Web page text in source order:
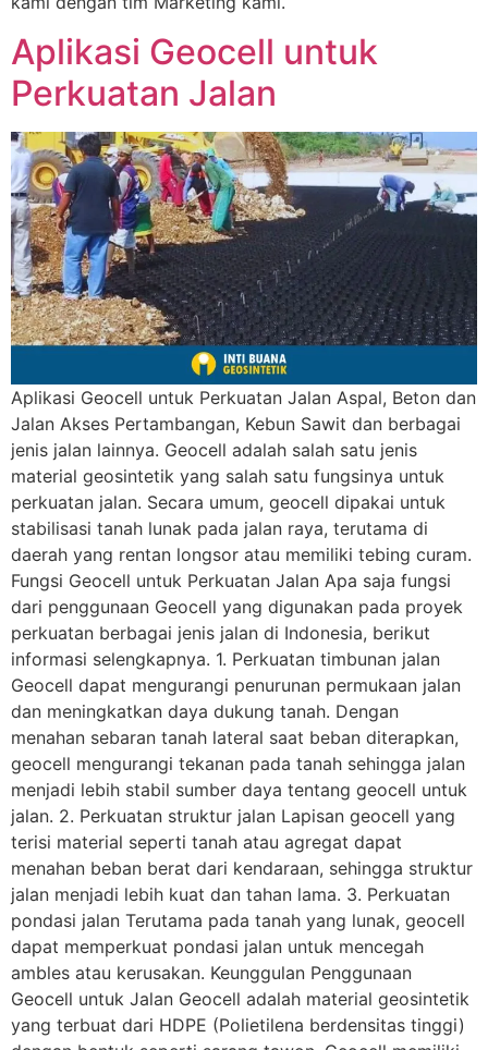
Aplikasi Geocell untuk
Perkuatan Jalan
Aplikasi Geocell untuk Perkuatan Jalan Aspal, Beton dan
Jalan Akses Pertambangan, Kebun Sawit dan berbagai
jenis jalan lainnya. Geocell adalah salah satu jenis
material geosintetik yang salah satu fungsinya untuk
perkuatan jalan. Secara umum, geocell dipakai untuk
stabilisasi tanah lunak pada jalan raya, terutama di
daerah yang rentan longsor atau memiliki tebing curam.
Fungsi Geocell untuk Perkuatan Jalan Apa saja fungsi
dari penggunaan Geocell yang digunakan pada proyek
perkuatan berbagai jenis jalan di Indonesia, berikut
informasi selengkapnya. 1. Perkuatan timbunan jalan
Geocell dapat mengurangi penurunan permukaan jalan
dan meningkatkan daya dukung tanah. Dengan
menahan sebaran tanah lateral saat beban diterapkan,
geocell mengurangi tekanan pada tanah sehingga jalan
menjadi lebih stabil sumber daya tentang geocell untuk
jalan. 2. Perkuatan struktur jalan Lapisan geocell yang
terisi material seperti tanah atau agregat dapat
menahan beban berat dari kendaraan, sehingga struktur
jalan menjadi lebih kuat dan tahan lama. 3. Perkuatan
pondasi jalan Terutama pada tanah yang lunak, geocell
dapat memperkuat pondasi jalan untuk mencegah
ambles atau kerusakan. Keunggulan Penggunaan
Geocell untuk Jalan Geocell adalah material geosintetik
yang terbuat dari HDPE (Polietilena berdensitas tinggi)